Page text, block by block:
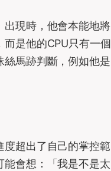
出現時，他會本能地將
是他的CPU只有一個
絲馬跡判斷，例如他是
度超出了自己的掌控範
能會想：「我是不是太